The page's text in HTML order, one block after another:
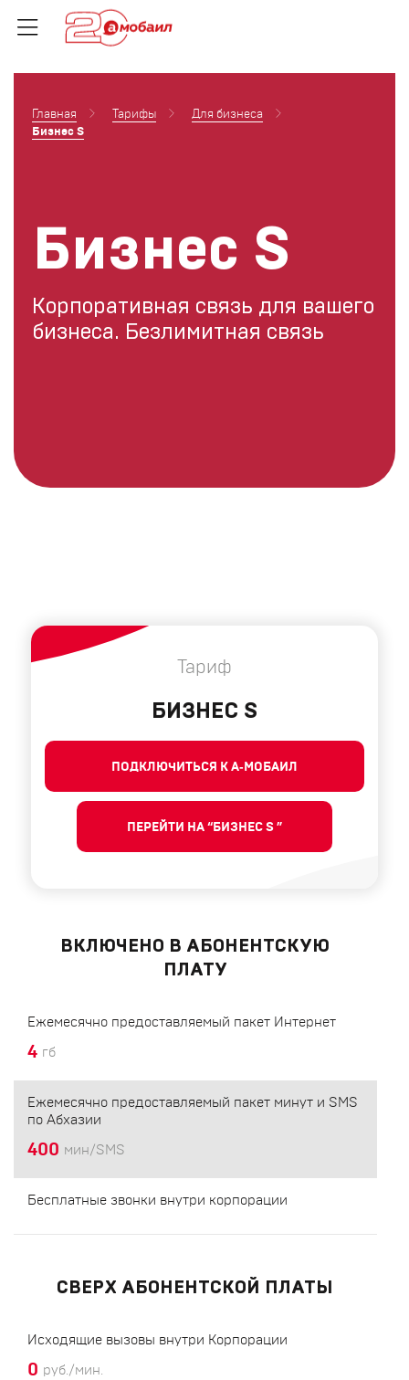
Главная Тарифы
Для бизнеса
Бизнес S
Бизнес S
Корпоративная связь для вашего
бизнеса. Безлимитная связь
Тариф
БИЗНЕС S
ПОДКЛЮЧИТЬСЯ К А‑МОБАИЛ
ПЕРЕЙТИ НА “БИЗНЕС S ”
ВКЛЮЧЕНО В АБОНЕНТСКУЮ
ПЛАТУ
Ежемесячно предоставляемый пакет Интернет
4 гб
Ежемесячно предоставляемый пакет минут и SMS
по Абхазии
400 мин/SMS
Бесплатные звонки внутри корпорации
СВЕРХ АБОНЕНТСКОЙ ПЛАТЫ
Исходящие вызовы внутри Корпорации
0 руб./мин.